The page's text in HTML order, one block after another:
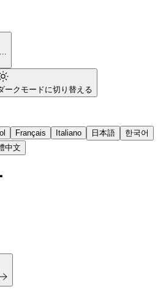
ークモードに切り替える
Français Italiano 日本語
한국어
中文